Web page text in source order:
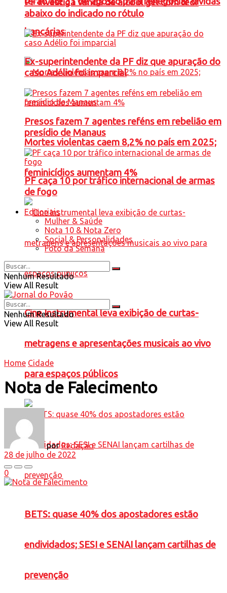
bancárias
Mortes violentas caem 8,2% no país em 2025;
feminicídios aumentam 4%
Cine Instrumental leva exibição de curtas-
metragens e apresentações musicais ao vivo
para espaços públicos
BETS: quase 40% dos apostadores estão
endividados; SESI e SENAI lançam cartilhas de
prevenção
PF investiga venda de álcool gel com teor
abaixo do indicado no rótulo
Ex-superintendente da PF diz que apuração do
caso Adélio foi imparcial
Presos fazem 7 agentes reféns em rebelião em
presídio de Manaus
PF caça 10 por tráfico internacional de armas
de fogo
Editoriais
Mulher & Saúde
Nota 10 & Nota Zero
Social & Personalidades
Foto da Semana
Nenhum Resultado
View All Result
Nenhum Resultado
View All Result
Home Cidade
Nota de Falecimento
por Redação
28 de julho de 2022
0